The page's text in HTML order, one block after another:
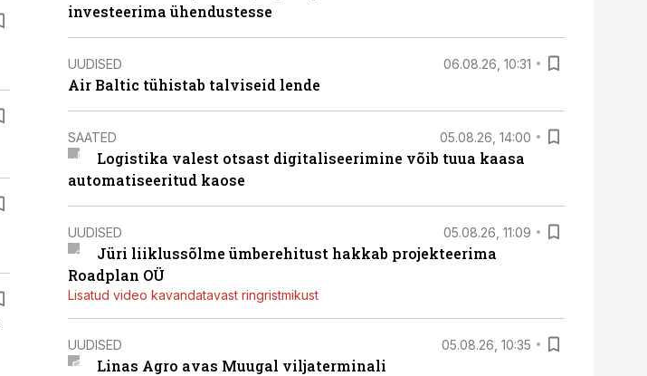
investeerima ühendustesse
UUDISED 06.08.26, 10:31
Air Baltic tühistab talviseid lende
SAATED 05.08.26, 14:00
Logistika valest otsast digitaliseerimine võib tuua kaasa
automatiseeritud kaose
UUDISED 05.08.26, 11:09
Jüri liiklussõlme ümberehitust hakkab projekteerima
Roadplan OÜ
Lisatud video kavandatavast ringristmikust
UUDISED 05.08.26, 10:35
Linas Agro avas Muugal viljaterminali